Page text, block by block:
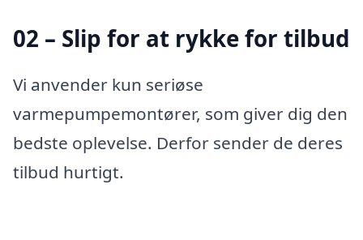
02 – Slip for at rykke for tilbud
Vi anvender kun seriøse
varmepumpemontører, som giver dig den
bedste oplevelse. Derfor sender de deres
tilbud hurtigt.